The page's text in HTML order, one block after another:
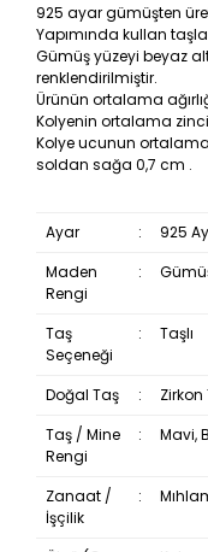
925 ayar gümüşten
Yapımında kullan
Gümüş yüzeyi beyaz
renklendirilmiştir.
Ürünün ortalama
Kolyenin ortalama
Kolye ucunun
soldan sağa 0,7 cm .
Ayar :
925
Maden
Rengi
:
Taş
Seçeneği
: Taşlı
Doğal Taş :
Zirkon
Taş / Mine
Rengi
: Mavi,
Zanaat /
İşçilik
: